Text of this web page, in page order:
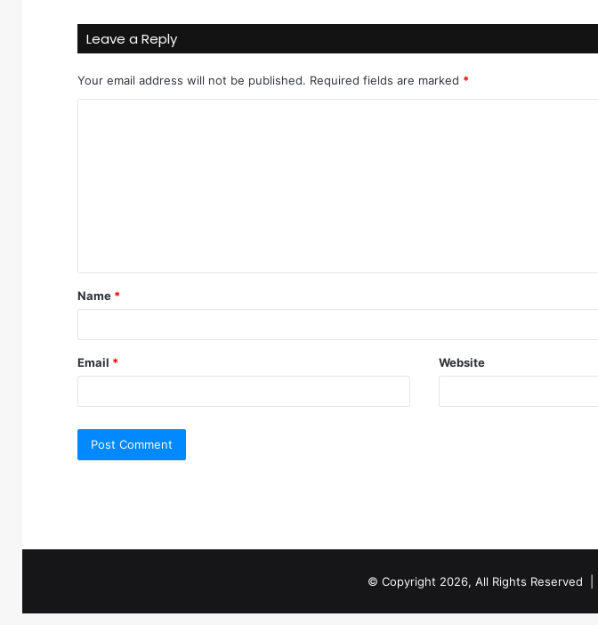
Leave a Reply
Your email address will not be published. Required fields are marked *
t
*
Name *
Email * Website
© Copyright 2026, All Rights Reserved |